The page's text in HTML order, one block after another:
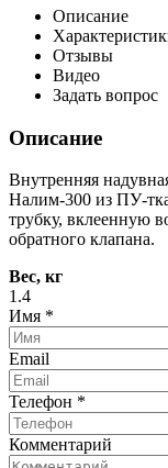
Описание
Отзывы
Видео
Задать вопрос
Описание
Внутренняя
Налим-300 из ПУ-
трубку, вклеенную
обратного клапана.
Вес, кг
1.4
Имя *
Email
Телефон *
Комментарий